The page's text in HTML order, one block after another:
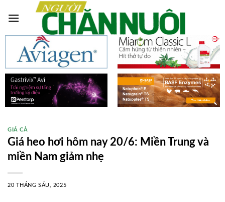
GIÁ CẢ
Giá heo hơi hôm nay 20/6: Miền Trung và
miền Nam giảm nhẹ
20 THÁNG SÁU, 2025